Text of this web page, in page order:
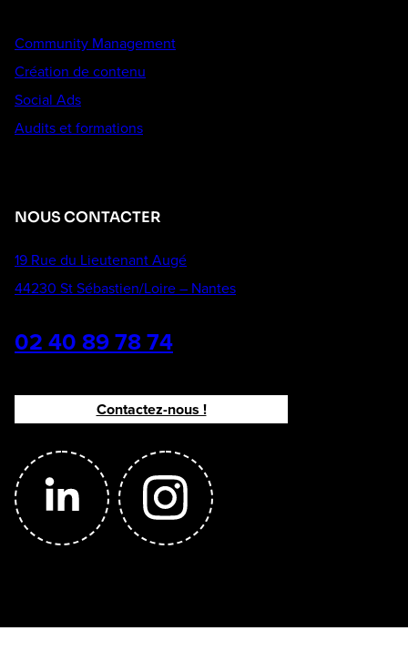
Community Management
Création de contenu
Social Ads
Audits et formations
NOUS CONTACTER
19 Rue du Lieutenant Augé
44230 St Sébastien/Loire – Nantes
02 40 89 78 74
Contactez-nous !